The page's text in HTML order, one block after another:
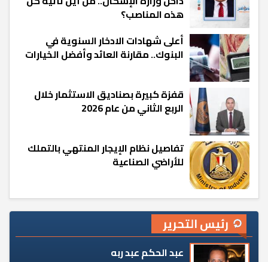
هذه المناصب؟
أعلى شهادات الادخار السنوية في
البنوك.. مقارنة العائد وأفضل الخيارات
قفزة كبيرة بصناديق الاستثمار خلال
الربع الثاني من عام 2026
تفاصيل نظام الإيجار المنتهي بالتملك
للأراضي الصناعية
رئيس التحرير
عبد الحكم عبد ربه